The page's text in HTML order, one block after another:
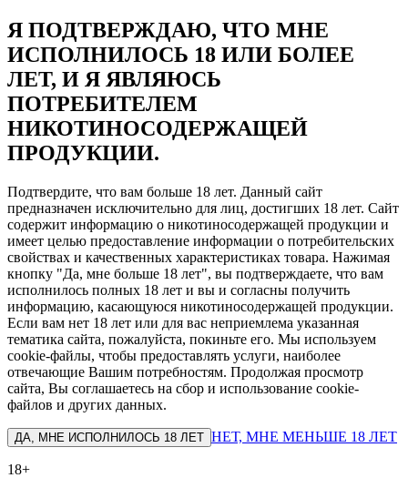
Я ПОДТВЕРЖДАЮ, ЧТО МНЕ
ИСПОЛНИЛОСЬ 18 ИЛИ БОЛЕЕ
ЛЕТ, И Я ЯВЛЯЮСЬ
ПОТРЕБИТЕЛЕМ
НИКОТИНОСОДЕРЖАЩЕЙ
ПРОДУКЦИИ.
Подтвердите, что вам больше 18 лет. Данный сайт
предназначен исключительно для лиц, достигших 18 лет. Сайт
содержит информацию о никотиносодержащей продукции и
имеет целью предоставление информации о потребительских
свойствах и качественных характеристиках товара. Нажимая
кнопку "Да, мне больше 18 лет", вы подтверждаете, что вам
исполнилось полных 18 лет и вы и согласны получить
информацию, касающуюся никотиносодержащей продукции.
Если вам нет 18 лет или для вас неприемлема указанная
тематика сайта, пожалуйста, покиньте его. Мы используем
cookie-файлы, чтобы предоставлять услуги, наиболее
отвечающие Вашим потребностям. Продолжая просмотр
сайта, Вы соглашаетесь на сбор и использование cookie-
файлов и других данных.
ДА, МНЕ ИСПОЛНИЛОСЬ 18 ЛЕТ НЕТ, МНЕ МЕНЬШЕ 18 ЛЕТ
18+